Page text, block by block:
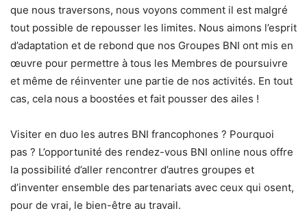
que nous traversons, nous voyons comment il est malgré
tout possible de repousser les limites. Nous aimons l’esprit
d’adaptation et de rebond que nos Groupes BNI ont mis en
œuvre pour permettre à tous les Membres de poursuivre
et même de réinventer une partie de nos activités. En tout
cas, cela nous a boostées et fait pousser des ailes !
Visiter en duo les autres BNI francophones ? Pourquoi
pas ? L’opportunité des rendez-vous BNI online nous offre
la possibilité d’aller rencontrer d’autres groupes et
d’inventer ensemble des partenariats avec ceux qui osent,
pour de vrai, le bien-être au travail.